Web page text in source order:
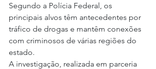
Segundo a Polícia Federal, os
principais alvos têm antecedentes por
tráfico de drogas e mantêm conexões
com criminosos de várias regiões do
estado.
A investigação, realizada em parceria